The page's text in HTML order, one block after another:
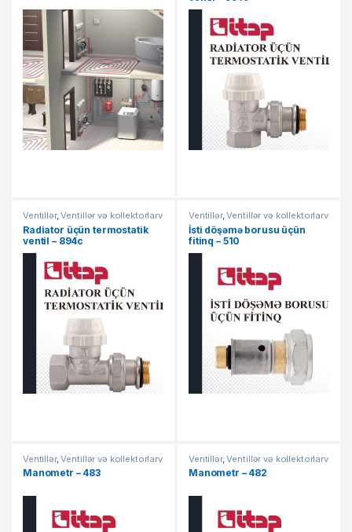
Ventillər,Ventillər və kollektorlarv
Radiator üçün termostatik
ventil – 894c
Ventillər,Ventillər və kollektorlarv
İsti döşəmə borusu üçün
fitinq – 510
Ventillər,Ventillər və kollektorlarv
Manometr – 483
Ventillər,Ventillər və kollektorlarv
Manometr – 482